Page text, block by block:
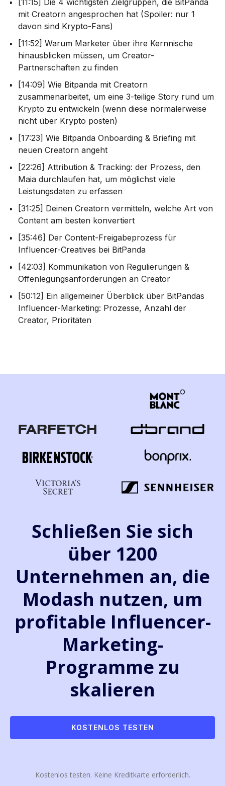
[11:15] Die 4 wichtigsten Zielgruppen, die BitPanda
mit Creatorn angesprochen hat (Spoiler: nur 1
davon sind Krypto-Fans)
[11:52] Warum Marketer über ihre Kernnische
hinausblicken müssen, um Creator-
Partnerschaften zu finden
[14:09] Wie Bitpanda mit Creatorn
zusammenarbeitet, um eine 3-teilige Story rund um
Krypto zu entwickeln (wenn diese normalerweise
nicht über Krypto posten)
[17:23] Wie Bitpanda Onboarding & Briefing mit
neuen Creatorn angeht
[22:26] Attribution & Tracking: der Prozess, den
Maia durchlaufen hat, um möglichst viele
Leistungsdaten zu erfassen
[31:25] Deinen Creatorn vermitteln, welche Art von
Content am besten konvertiert
[35:46] Der Content-Freigabeprozess für
Influencer-Creatives bei BitPanda
[42:03] Kommunikation von Regulierungen &
Offenlegungsanforderungen an Creator
[50:12] Ein allgemeiner Überblick über BitPandas
Influencer-Marketing: Prozesse, Anzahl der
Creator, Prioritäten
Schließen Sie sich
über 1200
Unternehmen an, die
Modash nutzen, um
profitable Influencer-
Marketing-
Programme zu
skalieren
KOSTENLOS TESTEN
Kostenlos testen. Keine Kreditkarte erforderlich.